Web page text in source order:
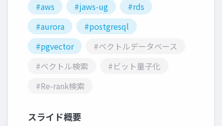
#aws #jaws-ug
#rds
#aurora
#postgresql
#pgvector
#ベクトルデータベース
#ベクトル検索
#ビット量子化
#Re-rank検索
スライド概要